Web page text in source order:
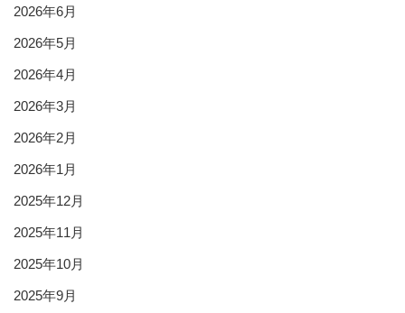
2026年6月
2026年5月
2026年4月
2026年3月
2026年2月
2026年1月
2025年12月
2025年11月
2025年10月
2025年9月